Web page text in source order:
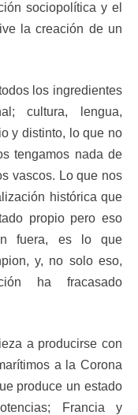
sociopolítica y el
la creación de un
los ingredientes
cultura, lengua,
y distinto, lo que no
tengamos nada de
vascos. Lo que nos
histórica que
propio pero eso
fuera, es lo que
y, no solo eso,
ha fracasado
a producirse con
a la Corona
produce un estado
Francia y